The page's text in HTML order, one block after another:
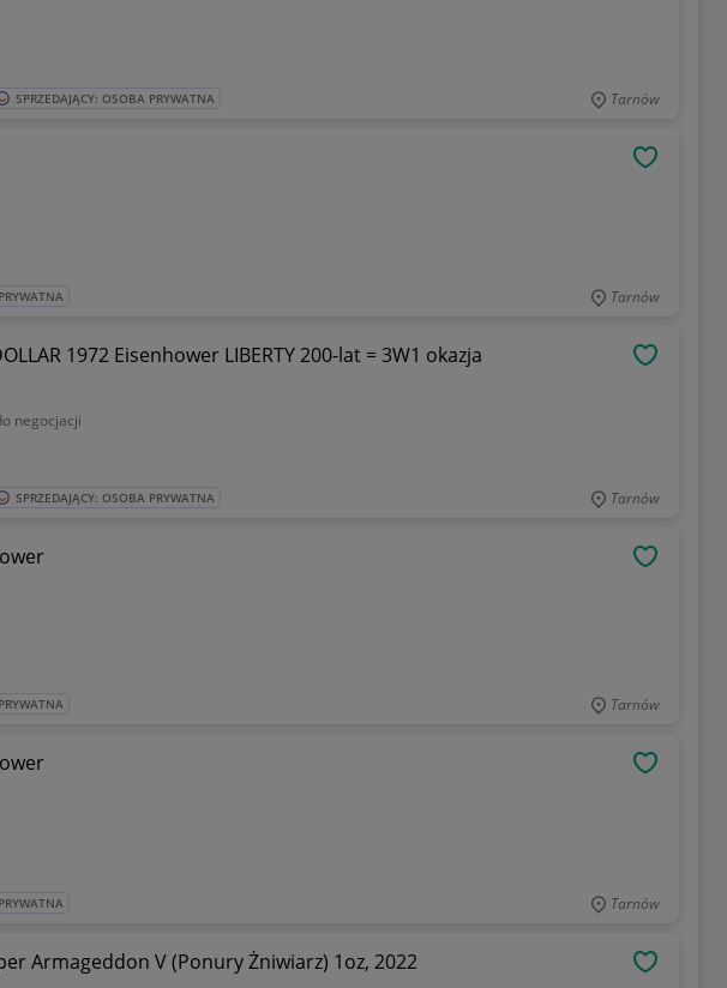
SPRZEDAJĄCY: OSOBA PRYWATNA Tarnów
Tarnów
1972 Eisenhower LIBERTY 200-lat = 3W1 okazja
negocjacji
SPRZEDAJĄCY: OSOBA PRYWATNA Tarnów
Tarnów
Tarnów
Armageddon V (Ponury Żniwiarz) 1oz, 2022